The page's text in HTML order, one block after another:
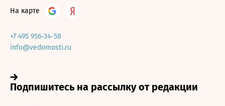
На карте
+7 495 956-34-58
info@vedomosti.ru